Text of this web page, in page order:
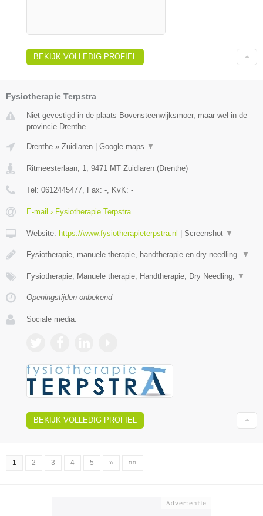
BEKIJK VOLLEDIG PROFIEL
Fysiotherapie Terpstra
Niet gevestigd in de plaats Bovensteenwijksmoer, maar wel in de
provincie Drenthe.
Drenthe » Zuidlaren Google maps ▼
Ritmeesterlaan, 1, 9471 MT Zuidlaren (Drenthe)
Tel: 0612445477, Fax: -, KvK: -
E-mail › Fysiotherapie Terpstra
Website: https://www.fysiotherapieterpstra.nl Screenshot ▼
Fysiotherapie, manuele therapie, handtherapie en dry needling. ▼
Fysiotherapie, Manuele therapie, Handtherapie, Dry Needling, ▼
Openingstijden onbekend
Sociale media:
BEKIJK VOLLEDIG PROFIEL
1 2 3 4 5 » »»